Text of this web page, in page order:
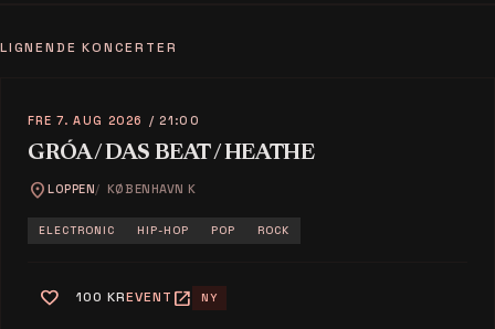
LIGNENDE KONCERTER
FRE 7. AUG 2026 / 21:00
GRÓA / DAS BEAT / HEATHE
location_on LOPPEN KØBENHAVN K
ELECTRONIC HIP-HOP POP ROCK
favorite 100 KREVENT open_in_new NY